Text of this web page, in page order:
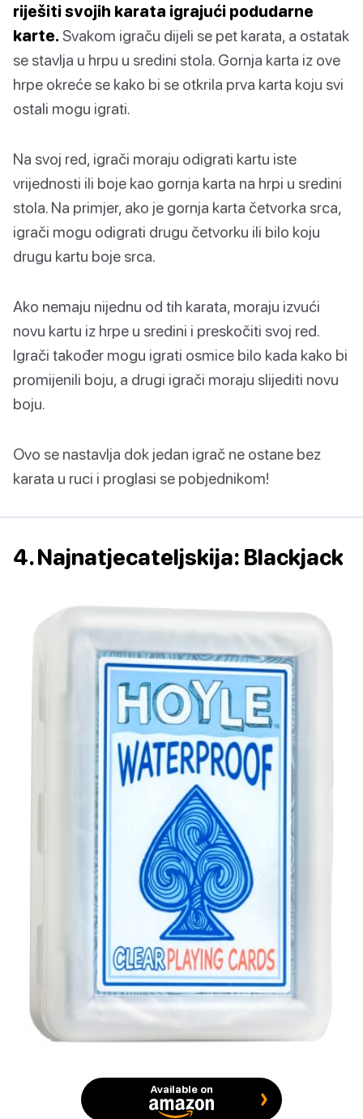
riješiti svojih karata igrajući podudarne
karte. Svakom igraču dijeli se pet karata, a ostatak
se stavlja u hrpu u sredini stola. Gornja karta iz ove
hrpe okreće se kako bi se otkrila prva karta koju svi
ostali mogu igrati.
Na svoj red, igrači moraju odigrati kartu iste
vrijednosti ili boje kao gornja karta na hrpi u sredini
stola. Na primjer, ako je gornja karta četvorka srca,
igrači mogu odigrati drugu četvorku ili bilo koju
drugu kartu boje srca.
Ako nemaju nijednu od tih karata, moraju izvući
novu kartu iz hrpe u sredini i preskočiti svoj red.
Igrači također mogu igrati osmice bilo kada kako bi
promijenili boju, a drugi igrači moraju slijediti novu
boju.
Ovo se nastavlja dok jedan igrač ne ostane bez
karata u ruci i proglasi se pobjednikom!
4. Najnatjecateljskija: Blackjack
Available on